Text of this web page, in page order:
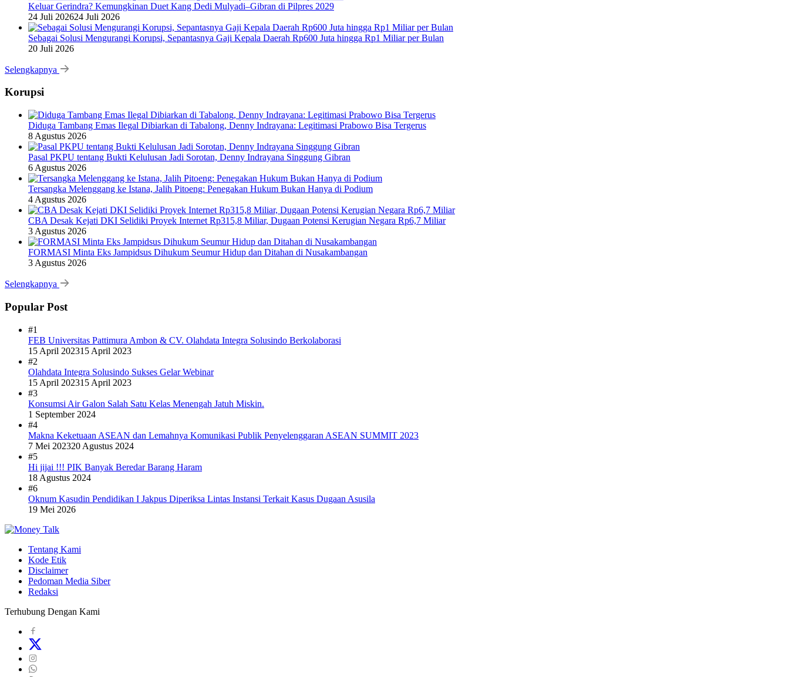
Keluar Gerindra? Kemungkinan Duet Kang Dedi Mulyadi–Gibran di Pilpres 2029
24 Juli 202624 Juli 2026
Sebagai Solusi Mengurangi Korupsi, Sepantasnya Gaji Kepala Daerah Rp600 Juta hingga Rp1 Miliar per Bulan
20 Juli 2026
Selengkapnya
Korupsi
Diduga Tambang Emas Ilegal Dibiarkan di Tabalong, Denny Indrayana: Legitimasi Prabowo Bisa Tergerus
8 Agustus 2026
Pasal PKPU tentang Bukti Kelulusan Jadi Sorotan, Denny Indrayana Singgung Gibran
6 Agustus 2026
Tersangka Melenggang ke Istana, Jalih Pitoeng: Penegakan Hukum Bukan Hanya di Podium
4 Agustus 2026
CBA Desak Kejati DKI Selidiki Proyek Internet Rp315,8 Miliar, Dugaan Potensi Kerugian Negara Rp6,7 Miliar
3 Agustus 2026
FORMASI Minta Eks Jampidsus Dihukum Seumur Hidup dan Ditahan di Nusakambangan
3 Agustus 2026
Selengkapnya
Popular Post
#1
FEB Universitas Pattimura Ambon & CV. Olahdata Integra Solusindo Berkolaborasi
15 April 202315 April 2023
#2
Olahdata Integra Solusindo Sukses Gelar Webinar
15 April 202315 April 2023
#3
Konsumsi Air Galon Salah Satu Kelas Menengah Jatuh Miskin.
1 September 2024
#4
Makna Keketuaan ASEAN dan Lemahnya Komunikasi Publik Penyelenggaran ASEAN SUMMIT 2023
7 Mei 202320 Agustus 2024
#5
Hi jijai !!! PIK Banyak Beredar Barang Haram
18 Agustus 2024
#6
Oknum Kasudin Pendidikan I Jakpus Diperiksa Lintas Instansi Terkait Kasus Dugaan Asusila
19 Mei 2026
Tentang Kami
Kode Etik
Disclaimer
Pedoman Media Siber
Redaksi
Terhubung Dengan Kami